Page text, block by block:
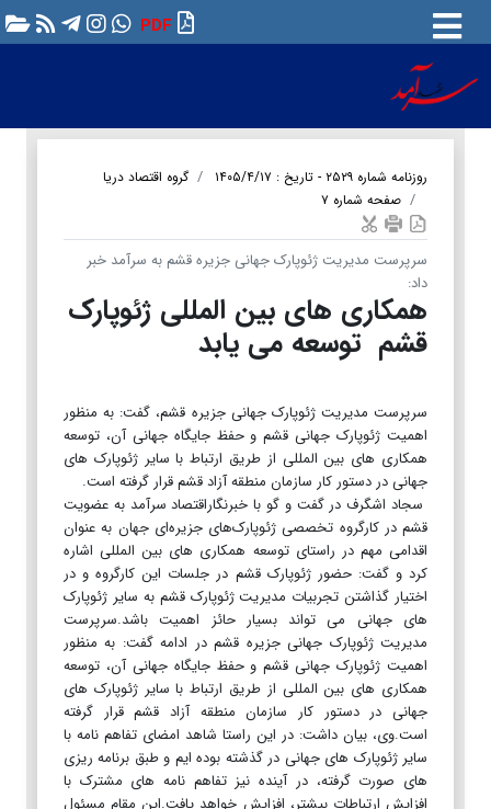
PDF
روزنامه شماره ۲۵۲۹ - تاریخ : ۱۴۰۵/۴/۱۷
گروه اقتصاد دریا
صفحه شماره ۷
سرپرست مدیریت ژئوپارک جهانی جزیره قشم به سرآمد خبر
داد:
همکاری های بین المللی ژئوپارک
قشم توسعه می یابد
سرپرست مدیریت ژئوپارک جهانی جزیره قشم، گفت: به منظور
اهمیت ژئوپارک جهانی قشم و حفظ جایگاه جهانی آن، توسعه
همکاری های بین المللی از طریق ارتباط با سایر ژئوپارک های
جهانی در دستور کار سازمان منطقه آزاد قشم قرار گرفته است.
سجاد اشگرف در گفت و گو با خبرنگاراقتصاد سرآمد به عضویت
قشم در کارگروه تخصصی ژئوپارک‌های جزیره‌ای جهان به عنوان
اقدامی مهم در راستای توسعه همکاری های بین المللی اشاره
کرد و گفت: حضور ژئوپارک قشم در جلسات این کارگروه و در
اختیار گذاشتن تجربیات مدیریت ژئوپارک قشم به سایر ژئوپارک
های جهانی می تواند بسیار حائز اهمیت باشد.سرپرست
مدیریت ژئوپارک جهانی جزیره قشم در ادامه گفت: به منظور
اهمیت ژئوپارک جهانی قشم و حفظ جایگاه جهانی آن، توسعه
همکاری های بین المللی از طریق ارتباط با سایر ژئوپارک های
جهانی در دستور کار سازمان منطقه آزاد قشم قرار گرفته
است.وی، بیان داشت: در این راستا شاهد امضای تفاهم نامه با
سایر ژئوپارک های جهانی در گذشته بوده ایم و طبق برنامه ریزی
های صورت گرفته، در آینده نیز تفاهم نامه های مشترک با
افزایش ارتباطات بیشتر، افزایش خواهد یافت.این مقام مسئول